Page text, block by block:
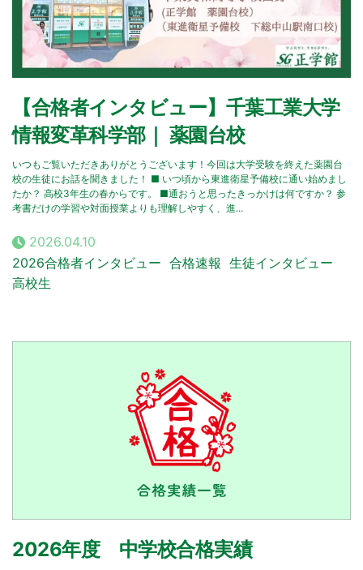
【合格者インタビュー】千葉工業大学
情報変革科学部｜ 薬園台校
いつもご覧いただきありがとうございます！今回は大学受験を終えた薬園台
校の生徒にお話を聞きました！ ■ いつ頃から東進衛星予備校に通い始めまし
たか？ 高校3年生の春からです。 ■通おうと思ったきっかけは何ですか？ 参
考書だけの学習や対面授業よりも理解しやすく、進...
2026.04.10
2026合格者インタビュー 合格速報 生徒インタビュー
高校生
2026年度 中学校合格実績